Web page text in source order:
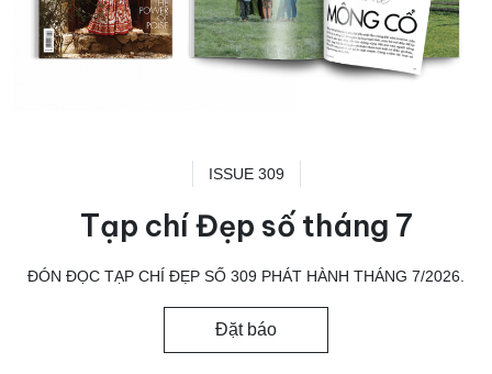
ISSUE 309
Tạp chí Đẹp số tháng 7
ĐÓN ĐỌC TẠP CHÍ ĐẸP SỐ 309 PHÁT HÀNH THÁNG 7/2026.
Đặt báo